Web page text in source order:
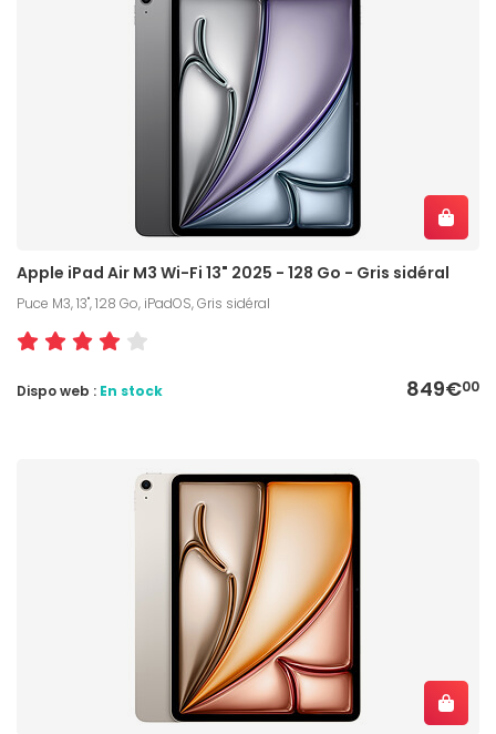
Apple iPad Air M3 Wi-Fi 13" 2025 - 128 Go - Gris sidéral
Puce M3, 13", 128 Go, iPadOS, Gris sidéral
849€00
Dispo web : En stock